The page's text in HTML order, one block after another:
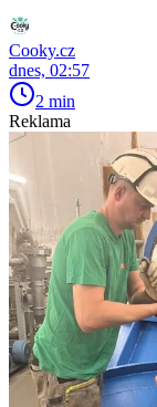
Cooky.cz
dnes, 02:57
2 min
Reklama